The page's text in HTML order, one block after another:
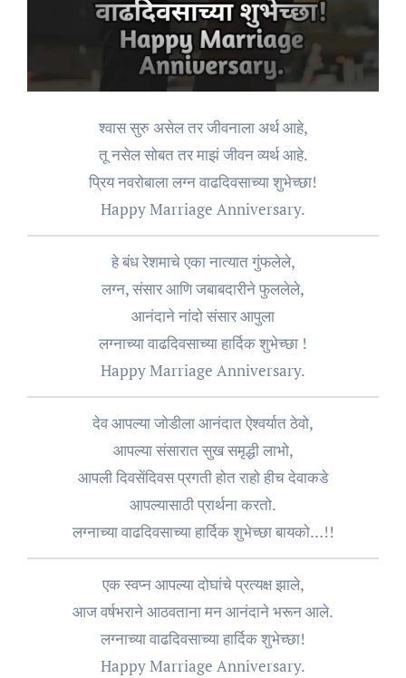
श्वास सुरु असेल तर जीवनाला अर्थ आहे,
तू नसेल सोबत तर माझं जीवन व्यर्थ आहे.
प्रिय नवरोबाला लग्न वाढदिवसाच्या शुभेच्छा!
Happy Marriage Anniversary.
हे बंध रेशमाचे एका नात्यात गुंफलेले,
लग्न, संसार आणि जबाबदारीने फुललेले,
आनंदाने नांदो संसार आपुला
लग्नाच्या वाढदिवसाच्या हार्दिक शुभेच्छा !
Happy Marriage Anniversary.
देव आपल्या जोडीला आनंदात ऐश्वर्यात ठेवो,
आपल्या संसारात सुख समृद्धी लाभो,
आपली दिवसेंदिवस प्रगती होत राहो हीच देवाकडे
आपल्यासाठी प्रार्थना करतो.
लग्नाच्या वाढदिवसाच्या हार्दिक शुभेच्छा बायको…!!
एक स्वप्न आपल्या दोघांचे प्रत्यक्ष झाले,
आज वर्षभराने आठवताना मन आनंदाने भरून आले.
लग्नाच्या वाढदिवसाच्या हार्दिक शुभेच्छा!
Happy Marriage Anniversary.